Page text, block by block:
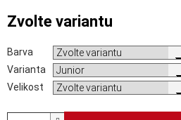
Zvolte variantu
Barva
Varianta
Velikost